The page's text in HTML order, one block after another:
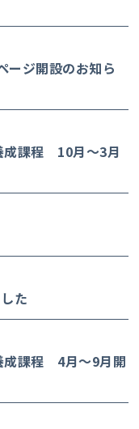
ージ開設のお知ら
成課程 10月～3月
た
成課程 4月～9月開